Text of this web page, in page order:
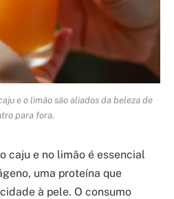
e o limão são aliados da beleza de
para fora.
caju e no limão é essencial
uma proteína que
à pele. O consumo